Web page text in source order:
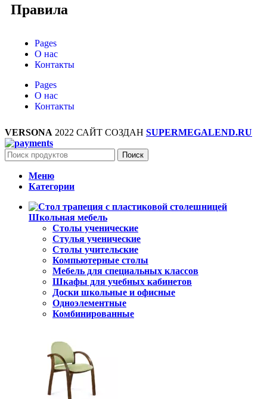
Правила
Pages
О нас
Контакты
Pages
О нас
Контакты
VERSONA 2022 САЙТ СОЗДАН SUPERMEGALEND.RU
Поиск
Меню
Категории
Школьная мебель
Столы ученические
Стулья ученические
Столы учительские
Компьютерные столы
Мебель для специальных классов
Шкафы для учебных кабинетов
Доски школьные и офисные
Одноэлементные
Комбинированные